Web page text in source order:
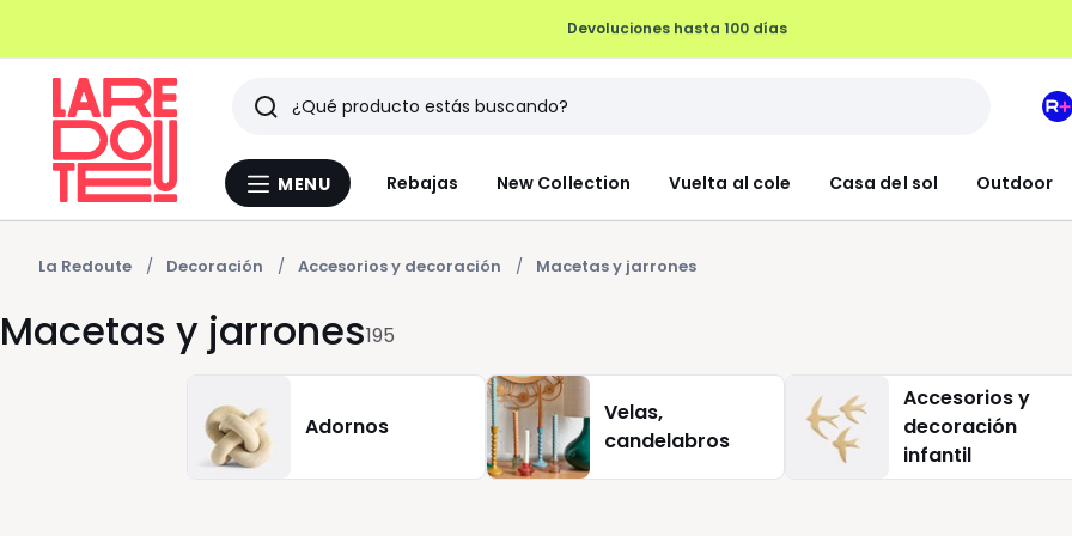
Devoluciones hasta 100 días
Menu
MENU Rebajas New Collection Vuelta al cole Casa del sol Outdoor
Buscar
Últimos
artículos
vistos
Mi
La Redoute Decoración Accesorios y decoración Macetas y jarrones
Macetas y jarrones195
Adornos
Velas,
candelabros
Accesorios y
decoración
infantil